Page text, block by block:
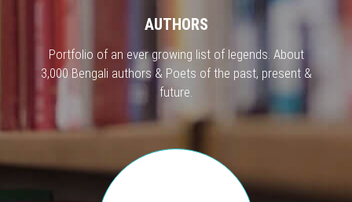
AUTHORS
Portfolio of an ever growing list of legends. About
3,000 Bengali authors & Poets of the past, present &
future.